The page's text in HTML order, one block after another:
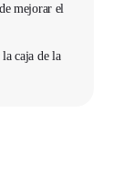
mejorar el
caja de la